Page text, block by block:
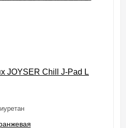
JOYSER Chill J-Pad L